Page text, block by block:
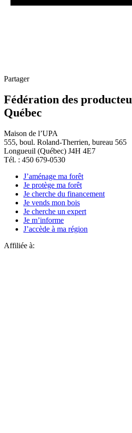
Partager
Fédération des
Québec
Maison de l’UPA
555, boul. Roland-Therrien, bureau 565
Longueuil (Québec) J4H 4E7
Tél. : 450 679-0530
J’aménage ma forêt
Je protège ma forêt
Je cherche du financement
Je vends mon bois
Je cherche un expert
Je m’informe
J’accède à ma région
Affiliée à: